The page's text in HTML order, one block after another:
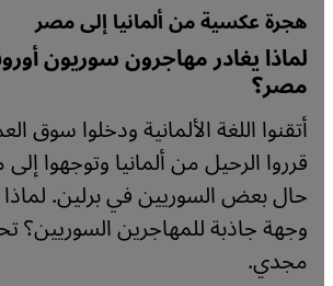
هجرة عكسية من ألمانيا إلى مصر
لماذا يغادر مهاجرون سوريون
مصر؟
أتقنوا اللغة الألمانية ودخلوا سوق
قرروا الرحيل من ألمانيا وتوجهوا
حال بعض السوريين في برلين.
وجهة جاذبة للمهاجرين
مجدي.